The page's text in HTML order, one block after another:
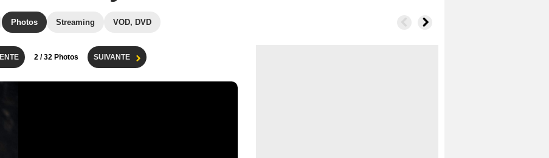
Photos Streaming VOD, DVD
2 / 32 Photos SUIVANTE